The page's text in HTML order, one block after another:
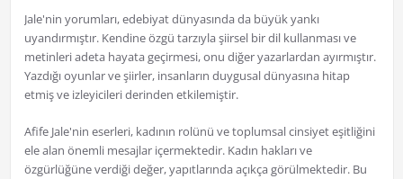
Jale'nin yorumları, edebiyat dünyasında da büyük yankı
uyandırmıştır. Kendine özgü tarzıyla şiirsel bir dil kullanması ve
metinleri adeta hayata geçirmesi, onu diğer yazarlardan ayırmıştır.
Yazdığı oyunlar ve şiirler, insanların duygusal dünyasına hitap
etmiş ve izleyicileri derinden etkilemiştir.
Afife Jale'nin eserleri, kadının rolünü ve toplumsal cinsiyet eşitliğini
ele alan önemli mesajlar içermektedir. Kadın hakları ve
özgürlüğüne verdiği değer, yapıtlarında açıkça görülmektedir. Bu